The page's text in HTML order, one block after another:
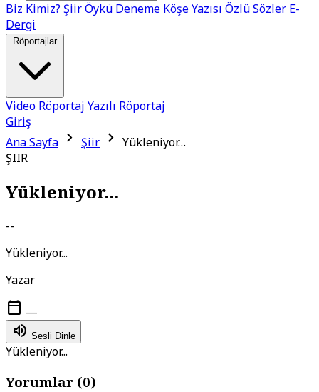
Biz Kimiz? ŞiirÖykü Deneme Köşe Yazısı Özlü Sözler E-
Dergi
Röportajlar
Video Röportaj Yazılı Röportaj
Giriş
Ana Sayfa chevron_right Şiir chevron_right Yükleniyor…
ŞIIR
Yükleniyor...
--
Yükleniyor...
Yazar
calendar_today —
volume_up Sesli Dinle
Yükleniyor...
Yorumlar (0)